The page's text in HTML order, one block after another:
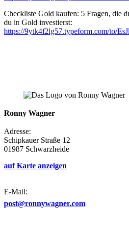
Checkliste Gold kaufen: 5 Fragen, die
du in Gold investierst:
https://9ytk4f2lg57.typeform.com/to/
Ronny Wagner
Adresse:
Schipkauer Straße 12
01987 Schwarzheide
auf Karte anzeigen
E-Mail:
post@ronnywagner.com